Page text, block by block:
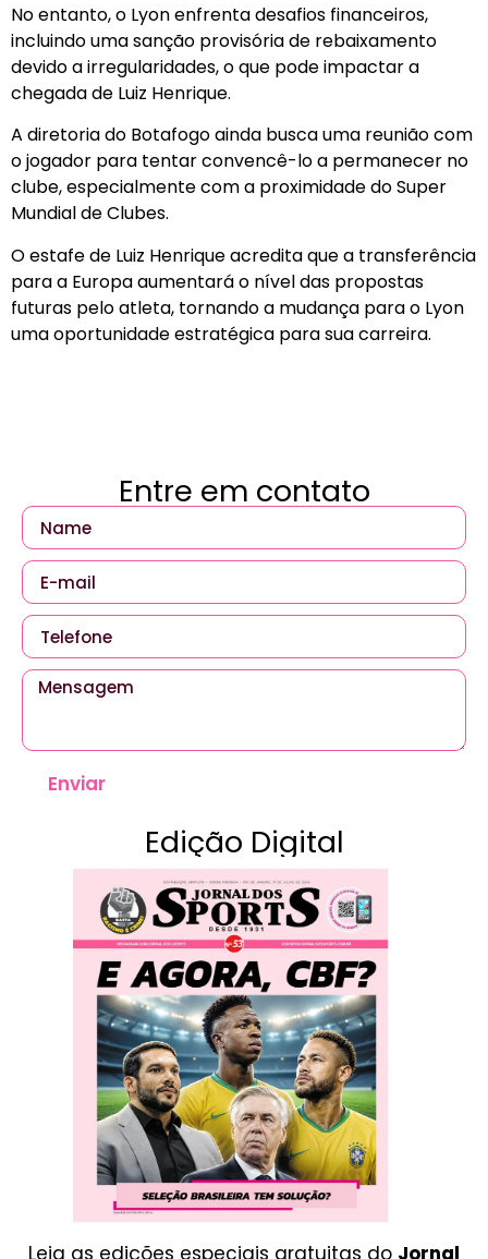
No entanto, o Lyon enfrenta desafios financeiros,
incluindo uma sanção provisória de rebaixamento
devido a irregularidades, o que pode impactar a
chegada de Luiz Henrique.
A diretoria do Botafogo ainda busca uma reunião com
o jogador para tentar convencê-lo a permanecer no
clube, especialmente com a proximidade do Super
Mundial de Clubes.
O estafe de Luiz Henrique acredita que a transferência
para a Europa aumentará o nível das propostas
futuras pelo atleta, tornando a mudança para o Lyon
uma oportunidade estratégica para sua carreira.
Entre em contato
Enviar
Edição Digital
Leia as edições especiais gratuitas do Jornal